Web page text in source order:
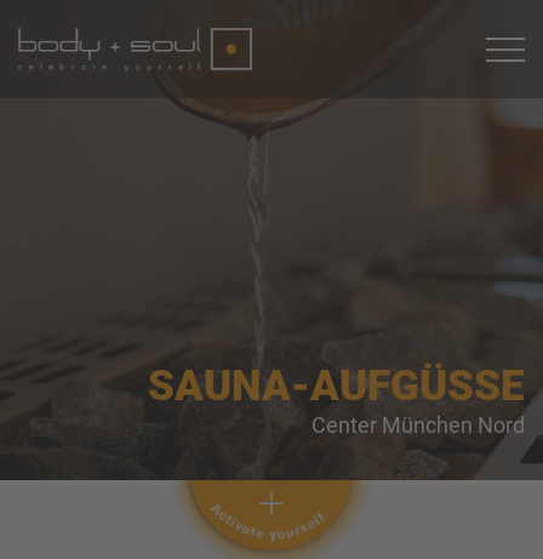
SAUNA-AUFGÜSSE
Center München Nord